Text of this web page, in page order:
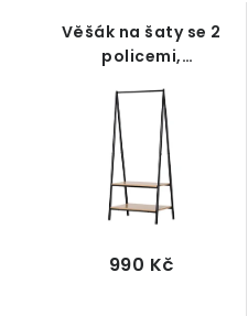
Věšák na šaty se 2
policemi,
149 cm
990 Kč